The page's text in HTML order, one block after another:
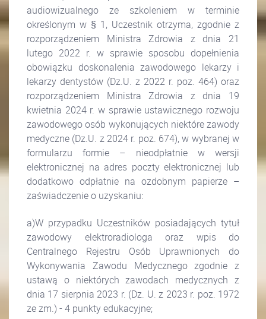
audiowizualnego ze szkoleniem w terminie
określonym w § 1, Uczestnik otrzyma, zgodnie z
rozporządzeniem Ministra Zdrowia z dnia 21
lutego 2022 r. w sprawie sposobu dopełnienia
obowiązku doskonalenia zawodowego lekarzy i
lekarzy dentystów (Dz.U. z 2022 r. poz. 464) oraz
rozporządzeniem Ministra Zdrowia z dnia 19
kwietnia 2024 r. w sprawie ustawicznego rozwoju
zawodowego osób wykonujących niektóre zawody
medyczne (Dz.U. z 2024 r. poz. 674), w wybranej w
formularzu formie – nieodpłatnie w wersji
elektronicznej na adres poczty elektronicznej lub
dodatkowo odpłatnie na ozdobnym papierze –
zaświadczenie o uzyskaniu:
a)W przypadku Uczestników posiadających tytuł
zawodowy elektroradiologa oraz wpis do
Centralnego Rejestru Osób Uprawnionych do
Wykonywania Zawodu Medycznego zgodnie z
ustawą o niektórych zawodach medycznych z
dnia 17 sierpnia 2023 r. (Dz. U. z 2023 r. poz. 1972
ze zm.) - 4 punkty edukacyjne;